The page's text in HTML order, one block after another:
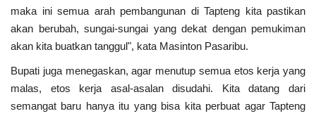
maka ini semua arah pembangunan di Tapteng kita pastikan
akan berubah, sungai-sungai yang dekat dengan pemukiman
akan kita buatkan tanggul", kata Masinton Pasaribu.
Bupati juga menegaskan, agar menutup semua etos kerja yang
malas, etos kerja asal-asalan disudahi. Kita datang dari
semangat baru hanya itu yang bisa kita perbuat agar Tapteng